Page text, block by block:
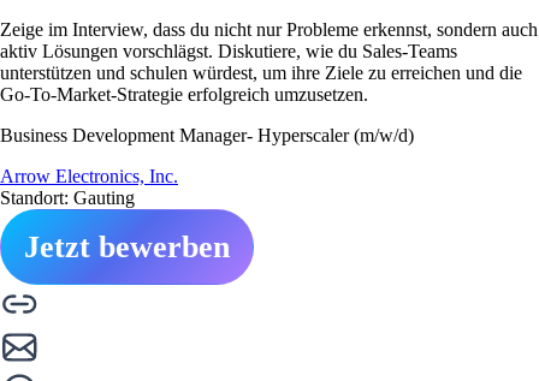
Zeige im Interview, dass du nicht nur Probleme erkennst, sondern auch
aktiv Lösungen vorschlägst. Diskutiere, wie du Sales-Teams
unterstützen und schulen würdest, um ihre Ziele zu erreichen und die
Go-To-Market-Strategie erfolgreich umzusetzen.
Business Development Manager- Hyperscaler (m/w/d)
Arrow Electronics, Inc.
Standort: Gauting
Jetzt bewerben